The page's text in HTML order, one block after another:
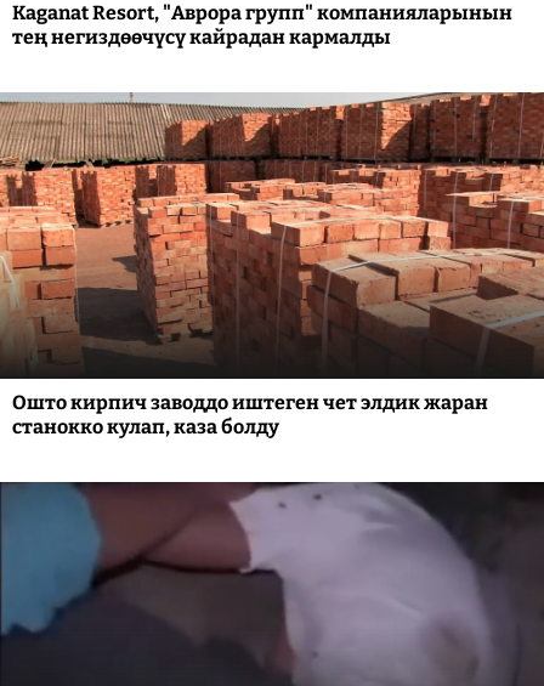
Kaganat Resort, "Аврора групп" компанияларынын
тең негиздөөчүсү кайрадан кармалды
Ошто кирпич заводдо иштеген чет элдик жаран
станокко кулап, каза болду